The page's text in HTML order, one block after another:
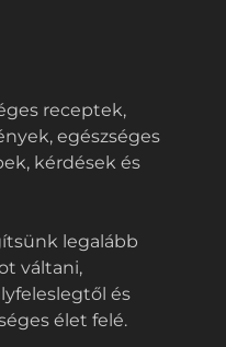
receptek,
egészséges
kérdések és
legalább
váltani,
és
élet felé.